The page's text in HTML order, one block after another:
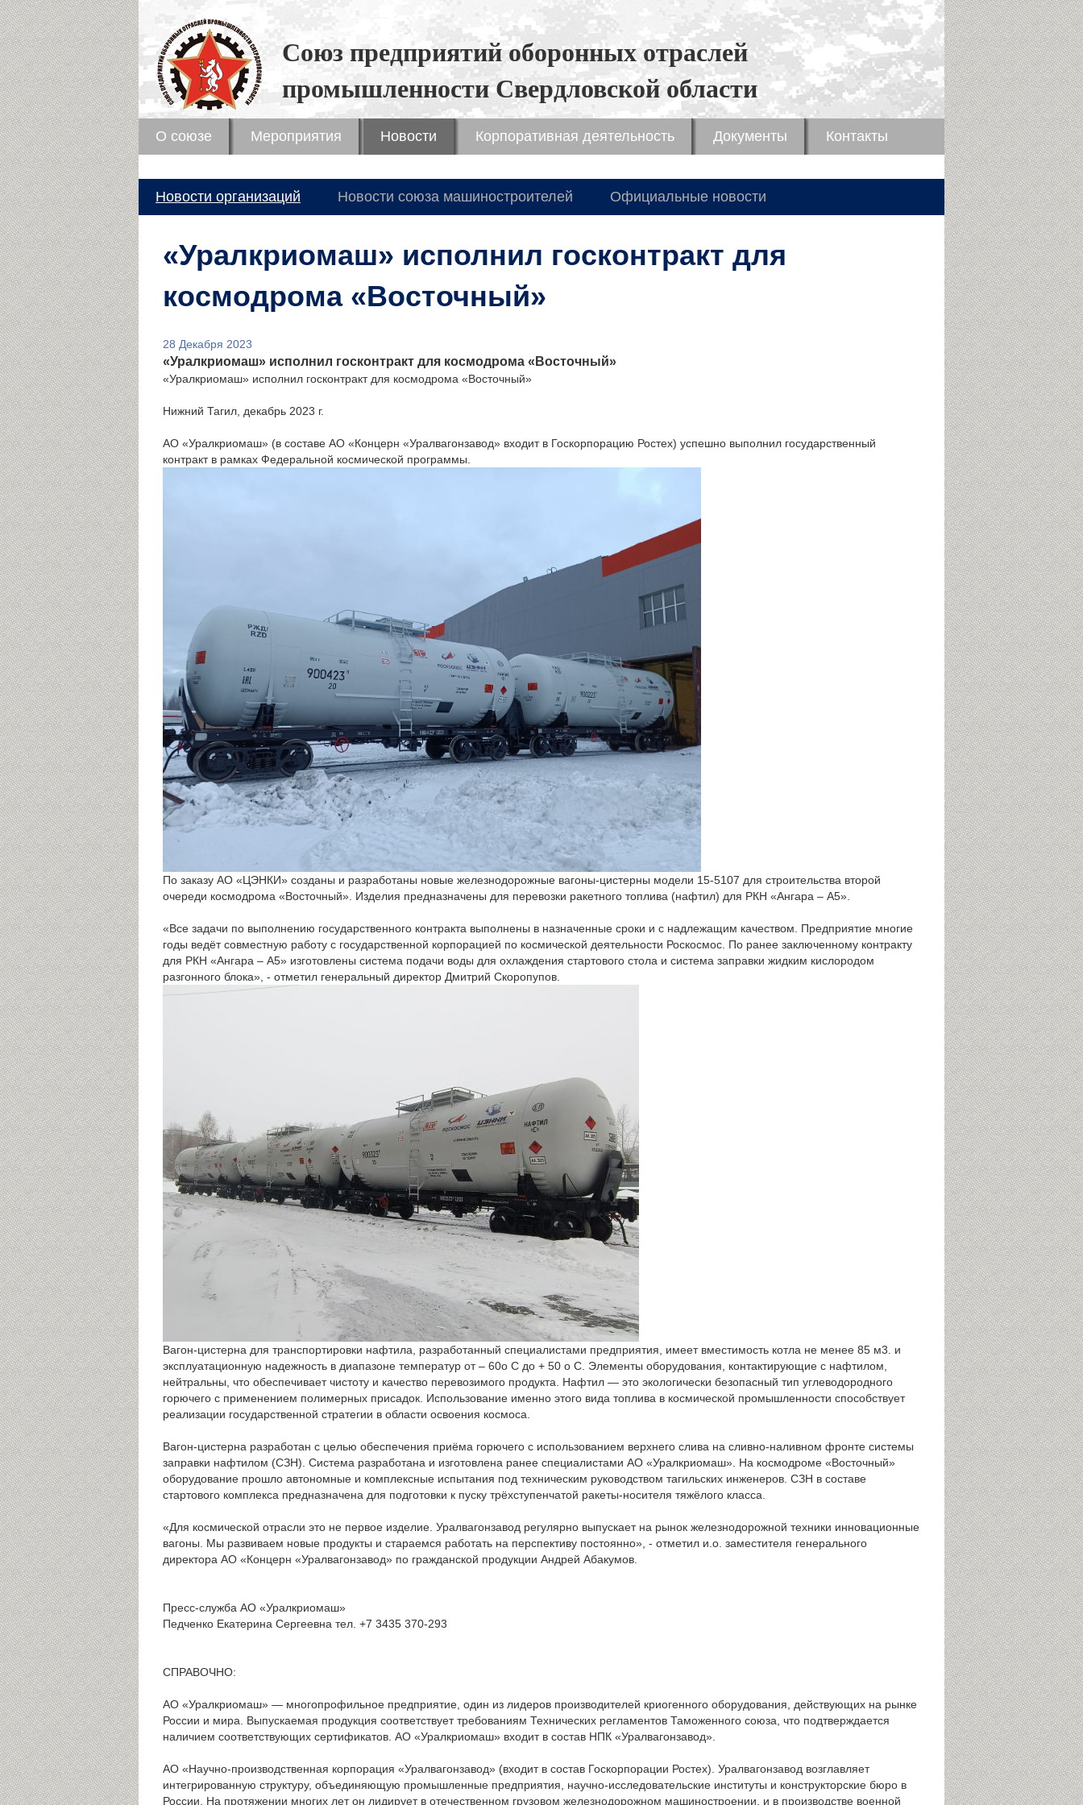
Союз предприятий оборонных отраслей
промышленности Свердловской области
О союзе Мероприятия Новости Корпоративная деятельность Документы Контакты
Новости организаций Новости союза машиностроителей Официальные новости
«Уралкриомаш» исполнил гоcконтракт для
космодрома «Восточный»
28 Декабря 2023
«Уралкриомаш» исполнил гоcконтракт для космодрома «Восточный»
«Уралкриомаш» исполнил гоcконтракт для космодрома «Восточный»
Нижний Тагил, декабрь 2023 г.
АО «Уралкриомаш» (в составе АО «Концерн «Уралвагонзавод» входит в Госкорпорацию Ростех) успешно выполнил государственный
контракт в рамках Федеральной космической программы.
По заказу АО «ЦЭНКИ» созданы и разработаны новые железнодорожные вагоны-цистерны модели 15-5107 для строительства второй
очереди космодрома «Восточный». Изделия предназначены для перевозки ракетного топлива (нафтил) для РКН «Ангара – А5».
«Все задачи по выполнению государственного контракта выполнены в назначенные сроки и с надлежащим качеством. Предприятие многие
годы ведёт совместную работу с государственной корпорацией по космической деятельности Роскосмос. По ранее заключенному контракту
для РКН «Ангара – А5» изготовлены система подачи воды для охлаждения стартового стола и система заправки жидким кислородом
разгонного блока», - отметил генеральный директор Дмитрий Скоропупов.
Вагон-цистерна для транспортировки нафтила, разработанный специалистами предприятия, имеет вместимость котла не менее 85 м3. и
эксплуатационную надежность в диапазоне температур от – 60о С до + 50 о С. Элементы оборудования, контактирующие с нафтилом,
нейтральны, что обеспечивает чистоту и качество перевозимого продукта. Нафтил — это экологически безопасный тип углеводородного
горючего с применением полимерных присадок. Использование именно этого вида топлива в космической промышленности способствует
реализации государственной стратегии в области освоения космоса.
Вагон-цистерна разработан с целью обеспечения приёма горючего с использованием верхнего слива на сливно-наливном фронте системы
заправки нафтилом (СЗН). Система разработана и изготовлена ранее специалистами АО «Уралкриомаш». На космодроме «Восточный»
оборудование прошло автономные и комплексные испытания под техническим руководством тагильских инженеров. СЗН в составе
стартового комплекса предназначена для подготовки к пуску трёхступенчатой ракеты-носителя тяжёлого класса.
«Для космической отрасли это не первое изделие. Уралвагонзавод регулярно выпускает на рынок железнодорожной техники инновационные
вагоны. Мы развиваем новые продукты и стараемся работать на перспективу постоянно», - отметил и.о. заместителя генерального
директора АО «Концерн «Уралвагонзавод» по гражданской продукции Андрей Абакумов.
Пресс-служба АО «Уралкриомаш»
Педченко Екатерина Сергеевна тел. +7 3435 370-293
СПРАВОЧНО:
АО «Уралкриомаш» — многопрофильное предприятие, один из лидеров производителей криогенного оборудования, действующих на рынке
России и мира. Выпускаемая продукция соответствует требованиям Технических регламентов Таможенного союза, что подтверждается
наличием соответствующих сертификатов. АО «Уралкриомаш» входит в состав НПК «Уралвагонзавод».
АО «Научно-производственная корпорация «Уралвагонзавод» (входит в состав Госкорпорации Ростех). Уралвагонзавод возглавляет
интегрированную структуру, объединяющую промышленные предприятия, научно-исследовательские институты и конструкторские бюро в
России. На протяжении многих лет он лидирует в отечественном грузовом железнодорожном машиностроении, и в производстве военной